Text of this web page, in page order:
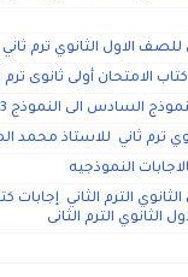
للصف الاول الثانوي ترم ثاني
الامتحان أولى ثانوى ترم ثان
السادس الى النموذج 23
ترم ثاني للاستاذ محمد
النموذجيه
الترم الثاني